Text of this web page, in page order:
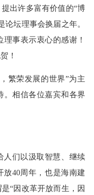
出许多富有价值的“博
论坛理事会换届之年。
事表示衷心的感谢！
！
繁荣发展的世界”为主
。相信各位嘉宾和各界
人们以汲取智慧、继续
放40周年，也是海南建
“因改革开放而生，因